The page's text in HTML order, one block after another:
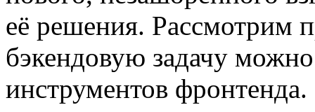
её решения. Рассмотрим
бэкендовую задачу
инструментов фронтенда.